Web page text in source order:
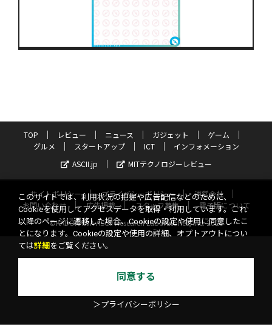
TOP レビュー ニュース ガジェット
ゲーム
グルメ
スタートアップ ICT
インフォメーション
ASCII.jp
MITテクノロジーレビュー
サイトポリシー プライバシーポリシー
運営会社
お問い合わせ
広告掲載 スタッフ募集
電子版について
©KADOKAWA ASCII Research Laboratories, Inc. 2026
このサイトでは、利用状況の把握や広告配信などのために、
Cookieを使用してアクセスデータを取得・利用しています。これ
以降のページに遷移した場合、Cookieの設定や使用に同意したこ
とになります。Cookieの設定や使用の詳細、オプトアウトについ
ては詳細 をご覧ください。
同意する
＞プライバシーポリシー